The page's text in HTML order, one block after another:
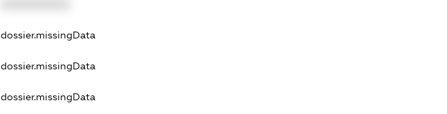
dossier.missingData
dossier.missingData
dossier.missingData